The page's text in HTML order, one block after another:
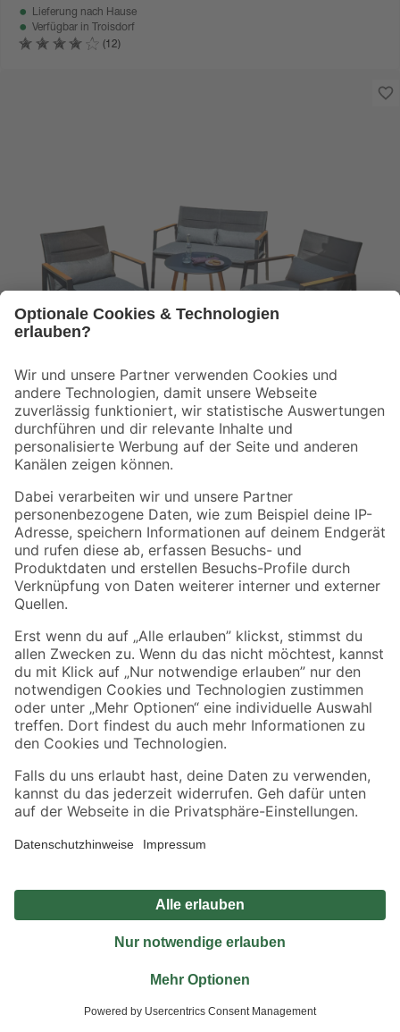
Lieferung nach Hause
Verfügbar in
Troisdorf
(12)
Loungemöbelset 'Charlotta' für 4 Personen Stahl
279,99€
Lieferung nach Hause